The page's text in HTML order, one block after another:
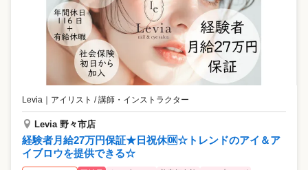
Levia ｜ アイリスト / 講師・インストラクター
Levia 野々市店
経験者月給27万円保証★日祝休🆗☆トレンドのアイ＆ア
イブロウを提供できる☆